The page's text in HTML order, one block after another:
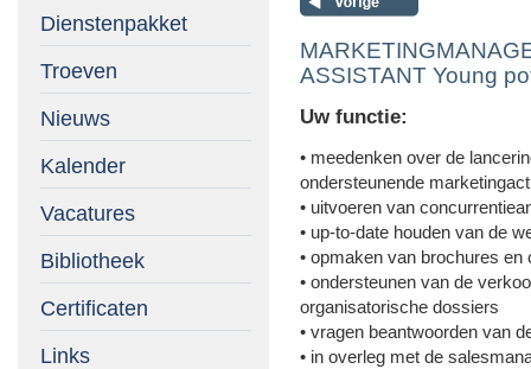
Dienstenpakket
Troeven
Nieuws
Kalender
Vacatures
Bibliotheek
Certificaten
Links
ASSISTANT Young
Uw functie:
• meedenken over de
ondersteunende
• uitvoeren van
• up-to-date houden van de
• opmaken van brochures en
• ondersteunen van de
organisatorische dossiers
• vragen beantwoorden van
• in overleg met de